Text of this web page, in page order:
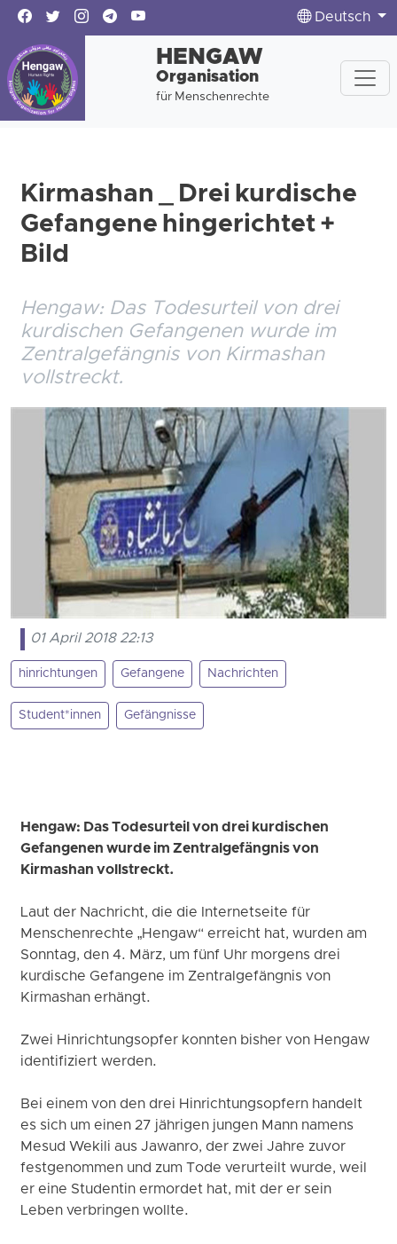
Deutsch
HENGAW
Organisation
für Menschenrechte
Kirmashan _ Drei kurdische
Gefangene hingerichtet +
Bild
Hengaw: Das Todesurteil von drei
kurdischen Gefangenen wurde im
Zentralgefängnis von Kirmashan
vollstreckt.
01 April 2018 22:13
hinrichtungen Gefangene Nachrichten
Student*innen Gefängnisse
Hengaw: Das Todesurteil von drei kurdischen
Gefangenen wurde im Zentralgefängnis von
Kirmashan vollstreckt.
Laut der Nachricht, die die Internetseite für
Menschenrechte „Hengaw“ erreicht hat, wurden am
Sonntag, den 4. März, um fünf Uhr morgens drei
kurdische Gefangene im Zentralgefängnis von
Kirmashan erhängt.
Zwei Hinrichtungsopfer konnten bisher von Hengaw
identifiziert werden.
Bei einem von den drei Hinrichtungsopfern handelt
es sich um einen 27 jährigen jungen Mann namens
Mesud Wekili aus Jawanro, der zwei Jahre zuvor
festgenommen und zum Tode verurteilt wurde, weil
er eine Studentin ermordet hat, mit der er sein
Leben verbringen wollte.